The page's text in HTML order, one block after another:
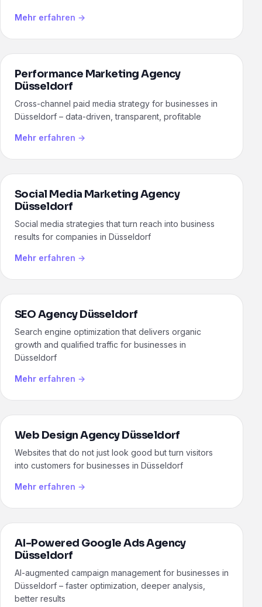
Mehr erfahren →
Performance Marketing Agency
Düsseldorf
Cross-channel paid media strategy for businesses in
Düsseldorf – data-driven, transparent, profitable
Mehr erfahren →
Social Media Marketing Agency
Düsseldorf
Social media strategies that turn reach into business
results for companies in Düsseldorf
Mehr erfahren →
SEO Agency Düsseldorf
Search engine optimization that delivers organic
growth and qualified traffic for businesses in
Düsseldorf
Mehr erfahren →
Web Design Agency Düsseldorf
Websites that do not just look good but turn visitors
into customers for businesses in Düsseldorf
Mehr erfahren →
AI-Powered Google Ads Agency
Düsseldorf
AI-augmented campaign management for businesses in
Düsseldorf – faster optimization, deeper analysis,
better results